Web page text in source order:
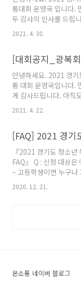
금 독립운동가 정신 함
합니다. 다시한번 이번
학생 모두에게 감사의
통대회 운영국 입니다.
두 감사의 인사를 드립
은 기회가 되었기를 바
상 결과를 아래와 같이
송*욱 - - 장려상 김*
정된 학생은 광복회에
릴 예정입니다. 수상작
시할 예정입니다. 그리
회에서 준비한 기념품
2021. 4. 30.
안녕하세요. 2021 경기
통 대회 운영국입니다.
게 감사드립니다. 아직
본 대회 안내가 미흡하
마감일을 일주일 연장
감시까지 재제출이 가
국에 연락 주시기 바
969-3555,
2021. 4. 22.
『2021 경기도 청소
FAQ』 Q : 신청 대상
~ 고등학생이면 누구나
는 건가요? A : 온소통
(http://naver.me/
(수) 24시까지 입니다.
2020. 12. 21.
온소통 네이버 블로그